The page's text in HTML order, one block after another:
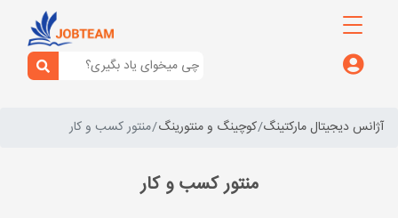
آژانس دیجیتال مارکتینگ کوچینگ و منتورینگ منتور کسب و کار
منتور کسب و کار